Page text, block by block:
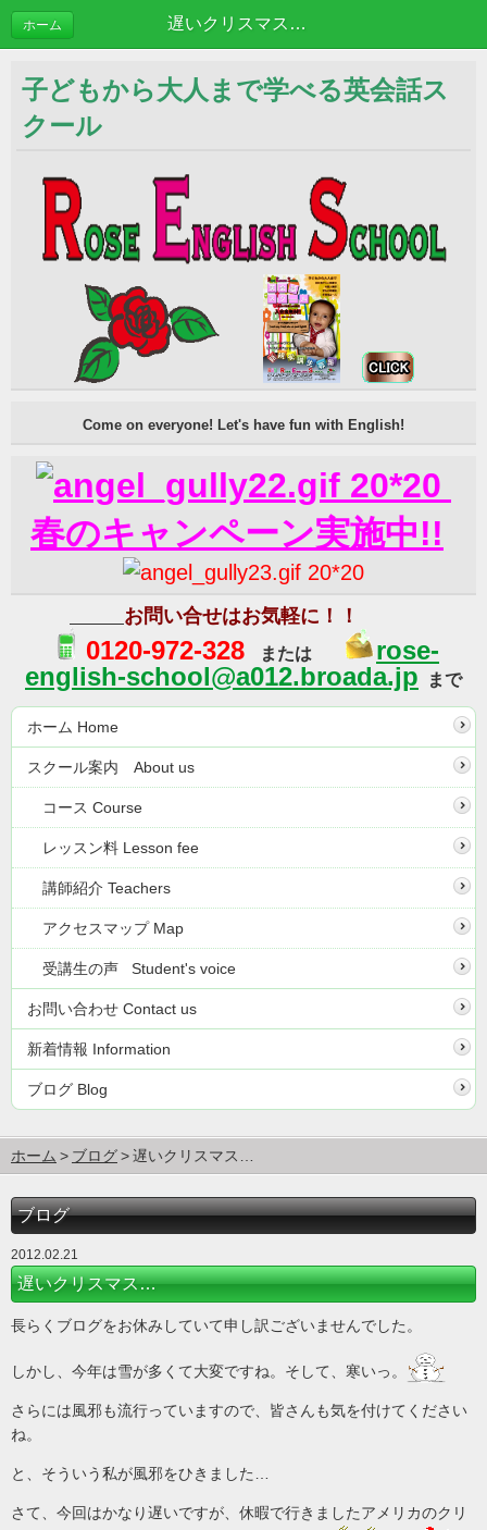
遅いクリスマス… | ブログ
ホーム
子どもから大人まで学べる英会話ス
クール
Come on everyone! Let's have fun with English!
春のキャンペーン実施中!!
お問い合せはお気軽に！！
0120-972-328 または
rose-
english-school@a012.broada.jp まで
ホーム Home
スクール案内 About us
コース Course
レッスン料 Lesson fee
講師紹介 Teachers
アクセスマップ Map
受講生の声 Student's voice
お問い合わせ Contact us
新着情報 Information
ブログ Blog
ホーム ブログ 遅いクリスマス…
ブログ
2012.02.21
遅いクリスマス…
長らくブログをお休みしていて申し訳ございませんでした。
しかし、今年は雪が多くて大変ですね。そして、寒いっ。
さらには風邪も流行っていますので、皆さんも気を付けてください
ね。
と、そういう私が風邪をひきました…
さて、今回はかなり遅いですが、休暇で行きましたアメリカのクリ